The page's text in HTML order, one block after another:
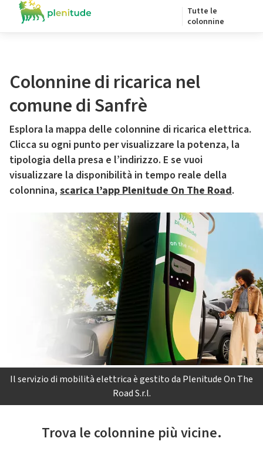
Tutte le
colonnine
Colonnine di ricarica nel
comune di Sanfrè
Esplora la mappa delle colonnine di ricarica elettrica.
Clicca su ogni punto per visualizzare la potenza, la
tipologia della presa e l’indirizzo. E se vuoi
visualizzare la disponibilità in tempo reale della
colonnina, scarica l’app Plenitude On The Road.
Il servizio di mobilità elettrica è gestito da Plenitude On The
Road S.r.l.
Trova le colonnine più vicine.